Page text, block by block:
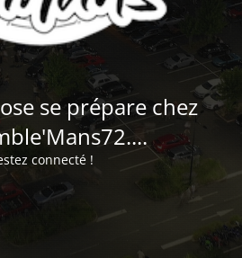
se prépare chez
connecté !